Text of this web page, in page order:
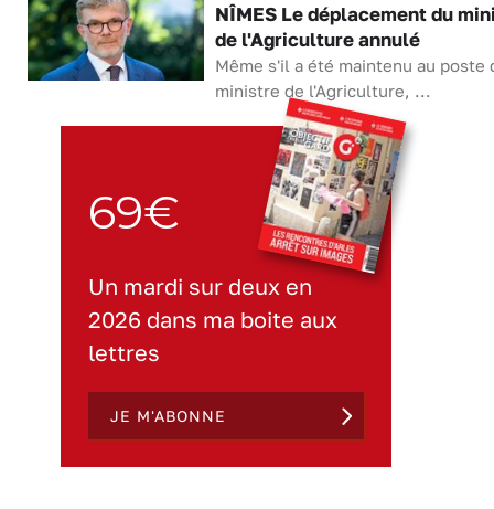
NÎMES Le déplacement du
de l'Agriculture annulé
Même s'il a été maintenu au poste
ministre de l'Agriculture, ...
69€
Un mardi sur deux en
2026 dans ma boite aux
lettres
JE M'ABONNE